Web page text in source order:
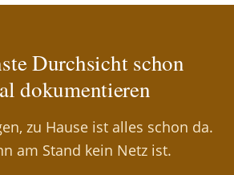
Durchsicht schon
dokumentieren
zu Hause ist alles schon da.
am Stand kein Netz ist.